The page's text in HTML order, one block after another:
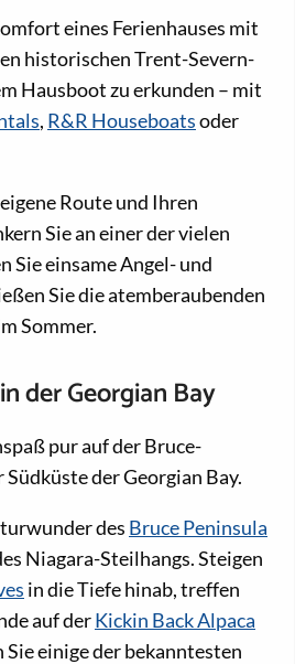
eines Ferienhauses mit
historischen Trent-Severn-
Hausboot zu erkunden – mit
, R&R Houseboatsoder
Route und Ihren
Sie an einer der vielen
Sie einsame Angel- und
Sie die atemberaubenden
Sommer.
der Georgian Bay
pur auf der Bruce-
der Georgian Bay.
des Bruce Peninsula
Niagara-Steilhangs. Steigen
in die Tiefe hinab, treffen
auf derKickin Back Alpaca
Sie einige der bekanntesten